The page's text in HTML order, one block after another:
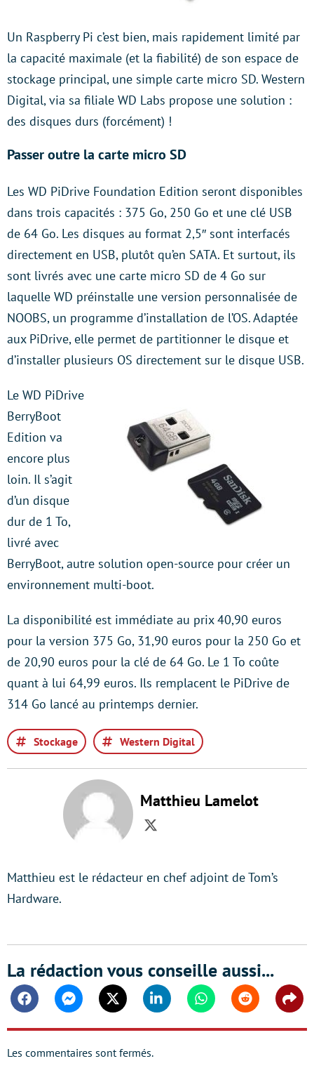
Un Raspberry Pi c’est bien, mais rapidement limité par
la capacité maximale (et la fiabilité) de son espace de
stockage principal, une simple carte micro SD. Western
Digital, via sa filiale WD Labs propose une solution :
des disques durs (forcément) !
Passer outre la carte micro SD
Les WD PiDrive Foundation Edition seront disponibles
dans trois capacités : 375 Go, 250 Go et une clé USB
de 64 Go. Les disques au format 2,5″ sont interfacés
directement en USB, plutôt qu’en SATA. Et surtout, ils
sont livrés avec une carte micro SD de 4 Go sur
laquelle WD préinstalle une version personnalisée de
NOOBS, un programme d’installation de l’OS. Adaptée
aux PiDrive, elle permet de partitionner le disque et
d’installer plusieurs OS directement sur le disque USB.
Le WD PiDrive
BerryBoot
Edition va
encore plus
loin. Il s’agit
d’un disque
dur de 1 To,
livré avec
BerryBoot, autre solution open-source pour créer un
environnement multi-boot.
La disponibilité est immédiate au prix 40,90 euros
pour la version 375 Go, 31,90 euros pour la 250 Go et
de 20,90 euros pour la clé de 64 Go. Le 1 To coûte
quant à lui 64,99 euros. Ils remplacent le PiDrive de
314 Go lancé au printemps dernier.
Stockage Western Digital
Matthieu Lamelot
Twitter
Matthieu est le rédacteur en chef adjoint de Tom’s
Hardware.
La rédaction vous conseille aussi...
FacebookMessengerTwitter Linkedin WhatsappReddit
Les commentaires sont fermés.